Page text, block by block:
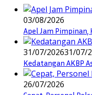
03/08/2026
Apel Jam
31/07/202631/07/
Kedatangan AKBP
26/07/2026